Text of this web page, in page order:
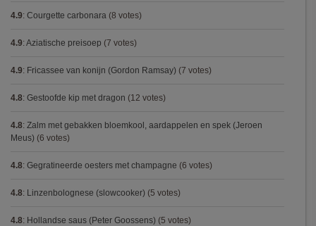
4.9: Courgette carbonara (8 votes)
4.9: Aziatische preisoep (7 votes)
4.9: Fricassee van konijn (Gordon Ramsay) (7 votes)
4.8: Gestoofde kip met dragon (12 votes)
4.8: Zalm met gebakken bloemkool, aardappelen en spek (Jeroen
Meus) (6 votes)
4.8: Gegratineerde oesters met champagne (6 votes)
4.8: Linzenbolognese (slowcooker) (5 votes)
4.8: Hollandse saus (Peter Goossens) (5 votes)